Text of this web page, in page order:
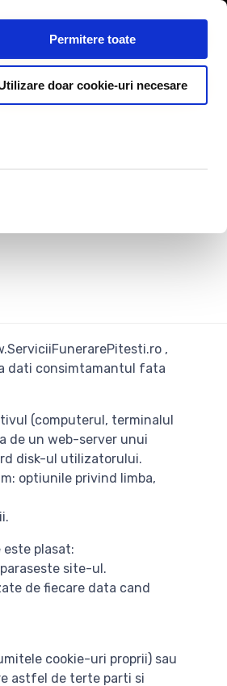
Permitere toate
doar cookie-uri necesare
Magazin Mioveni
Skip
content
international Blog
,
dati consimtamantul fata
(computerul, terminalul
de un web-server unui
disk-ul utilizatorului.
optiunile privind limba,
plasat:
site-ul.
de fiecare data cand
cookie-uri proprii) sau
astfel de terte parti si